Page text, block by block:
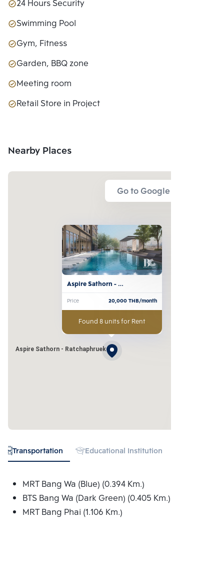
24 Hours Security
Swimming Pool
Gym, Fitness
Garden, BBQ zone
Meeting room
Retail Store in Project
Nearby Places
Go to Google Map
Aspire Sathorn - Ratchaphruek
Aspire Sathorn -
Ratchaphruek
Price 20,000THB/month
Found 8 units for Rent
Transportation Educational Institution
MRT Bang Wa (Blue) (0.394 Km.)
BTS Bang Wa (Dark Green) (0.405 Km.)
MRT Bang Phai (1.106 Km.)